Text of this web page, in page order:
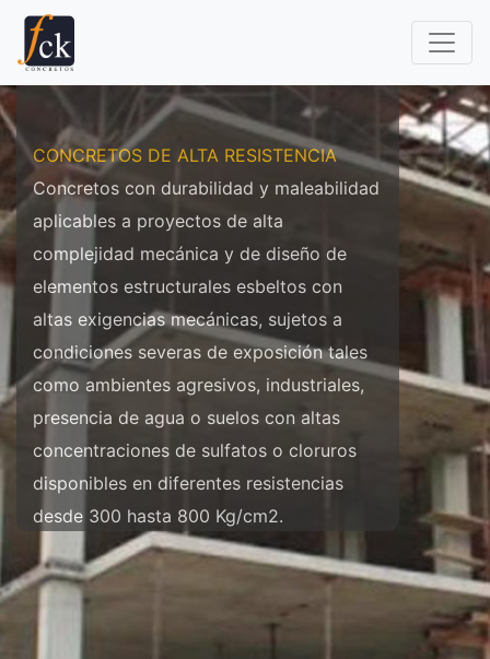
CONCRETOS DE ALTA RESISTENCIA
Concretos con durabilidad y maleabilidad
aplicables a proyectos de alta
complejidad mecánica y de diseño de
elementos estructurales esbeltos con
altas exigencias mecánicas, sujetos a
condiciones severas de exposición tales
como ambientes agresivos, industriales,
presencia de agua o suelos con altas
concentraciones de sulfatos o cloruros
disponibles en diferentes resistencias
desde 300 hasta 800 Kg/cm2.